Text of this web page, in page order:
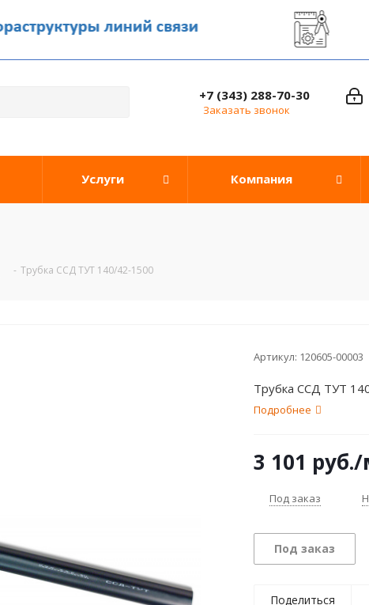
+7 (343) 288-70-30
Заказать звонок
Услуги Компания
- Трубка ССД ТУТ 140/42-1500
Артикул: 120605-00003
Трубка ССД ТУТ
Подробнее
3 101 руб./
Под заказ
Под заказ
Поделиться